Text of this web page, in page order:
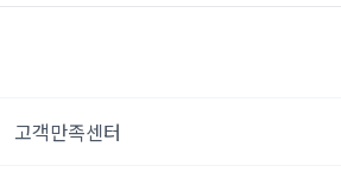
고객만족센터